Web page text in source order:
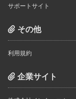
サポートサイト
その他
利用規約
企業サイト